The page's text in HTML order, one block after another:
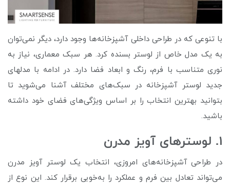
با تنوعی که در طراحی داخلی آشپزخانه‌ها وجود دارد، دیگر نمی‌توان
به یک مدل خاص از لوستر بسنده کرد. هر سبک معماری، نیاز به
نوری متناسب با فرم، رنگ و ابعاد فضا دارد. در ادامه با مدلهای
جدید لوستر آشپزخانه در سبک‌های مختلف آشنا می‌شوید تا
بتوانید بهترین انتخاب را بر اساس ویژگی‌های فضای خود داشته
باشید.
1. لوسترهای آویز مدرن
در طراحی آشپزخانه‌های امروزی، انتخاب یک لوستر آویز مدرن
می‌تواند تعادل بین فرم و عملکرد را به‌خوبی برقرار کند. این نوع از